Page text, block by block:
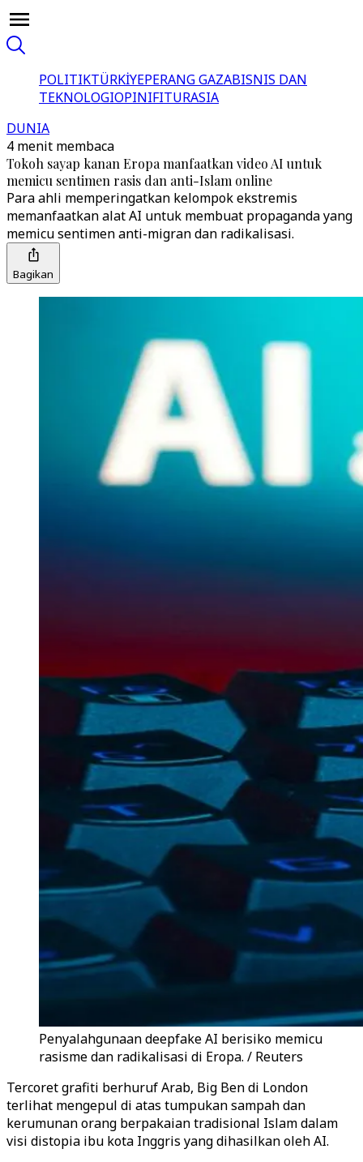
POLITIKTÜRKİYEPERANG GAZABISNIS DAN
TEKNOLOGIOPINIFITURASIA
DUNIA
4 menit membaca
Tokoh sayap kanan Eropa manfaatkan video AI untuk
memicu sentimen rasis dan anti-Islam online
Para ahli memperingatkan kelompok ekstremis
memanfaatkan alat AI untuk membuat propaganda yang
memicu sentimen anti-migran dan radikalisasi.
Bagikan
Penyalahgunaan deepfake AI berisiko memicu
rasisme dan radikalisasi di Eropa. / Reuters
Tercoret grafiti berhuruf Arab, Big Ben di London
terlihat mengepul di atas tumpukan sampah dan
kerumunan orang berpakaian tradisional Islam dalam
visi distopia ibu kota Inggris yang dihasilkan oleh AI.